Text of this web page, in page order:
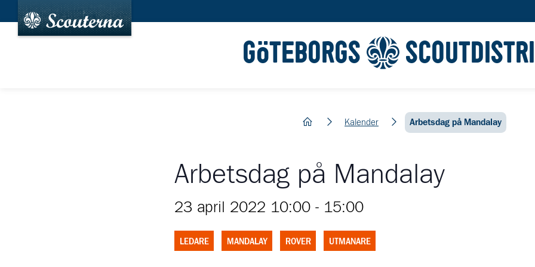
GÖTEBORGS
hem Kalender Arbetsdag på Mandalay
Arbetsdag på Mandalay
23 april 2022 10:00 - 15:00
LEDARE MANDALAY ROVER UTMANARE